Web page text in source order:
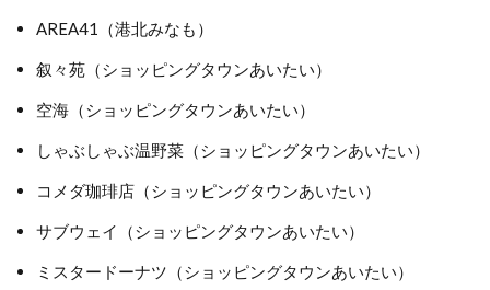
AREA41（港北みなも）
叙々苑（ショッピングタウンあいたい）
空海（ショッピングタウンあいたい）
しゃぶしゃぶ温野菜（ショッピングタウンあいたい）
コメダ珈琲店（ショッピングタウンあいたい）
サブウェイ（ショッピングタウンあいたい）
ミスタードーナツ（ショッピングタウンあいたい）